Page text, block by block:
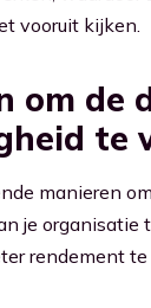
vooruit kijken.
om de
te
manieren
je organisatie
rendement